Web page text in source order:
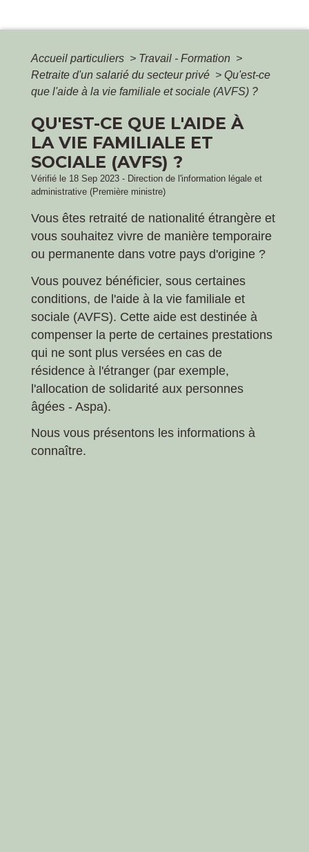
Accueil particuliers > Travail - Formation >
Retraite d'un salarié du secteur privé > Qu'est-ce
que l'aide à la vie familiale et sociale (AVFS) ?
QU'EST-CE QUE L'AIDE À
LA VIE FAMILIALE ET
SOCIALE (AVFS) ?
Vérifié le 18 Sep 2023 - Direction de l'information légale et
administrative (Première ministre)
Vous êtes retraité de nationalité étrangère et
vous souhaitez vivre de manière temporaire
ou permanente dans votre pays d'origine ?
Vous pouvez bénéficier, sous certaines
conditions, de l'aide à la vie familiale et
sociale (AVFS). Cette aide est destinée à
compenser la perte de certaines prestations
qui ne sont plus versées en cas de
résidence à l'étranger (par exemple,
l'allocation de solidarité aux personnes
âgées - Aspa).
Nous vous présentons les informations à
connaître.